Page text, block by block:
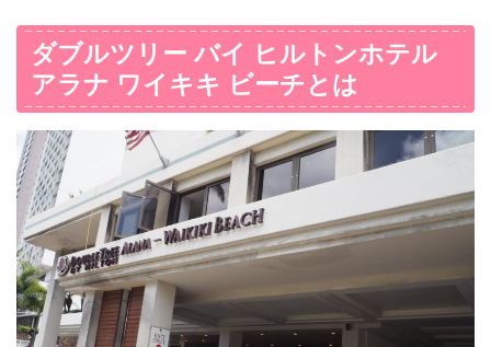
ダブルツリー バイ ヒルトンホテル
アラナ ワイキキ ビーチとは